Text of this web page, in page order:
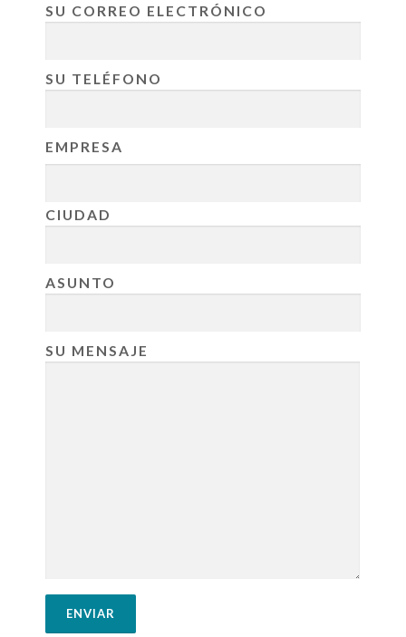
SU CORREO ELECTRÓNICO
SU TELÉFONO
EMPRESA
CIUDAD
ASUNTO
SU MENSAJE